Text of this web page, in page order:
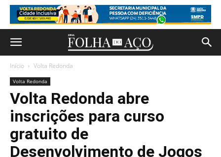
Início Volta Redonda
Volta Redonda
Volta Redonda abre
inscrições para curso
gratuito de
Desenvolvimento de Jogos